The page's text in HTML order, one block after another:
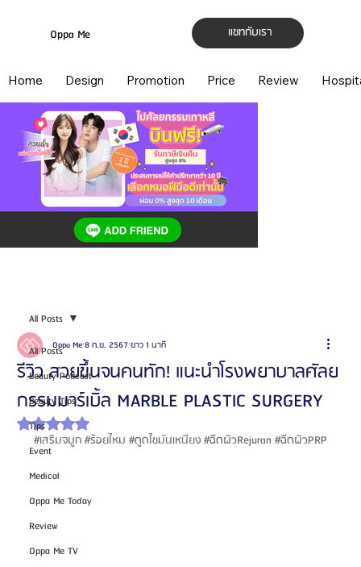
แชทกับเรา
Oppa Me
Home Design Promotion Price Review
All Posts
Beauty Podcast
Beauty Tips
Tips
Event
Medical
Oppa Me Today
Review
Oppa Me TV
All Posts
รีวิว สวยขึ้นจนคนทัก! แนะนำโรงพยาบาลศัลย
กรรมมาร์เบิ้ล MARBLE PLASTIC SURGERY
Oppa Me8 ก.ย. 2567 ยาว 1 นาที
ได้รับ NaN เต็ม 5 ดาว
#เสริมจมูก #ร้อยไหม #ดูดไขมันเหนียง #ฉีดผิวRejuran #ฉีดผิวPRP